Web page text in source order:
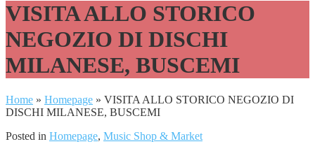
VISITA ALLO STORICO
NEGOZIO DI DISCHI
MILANESE, BUSCEMI
Home » Homepage » VISITA ALLO STORICO NEGOZIO DI
DISCHI MILANESE, BUSCEMI
Posted in Homepage, Music Shop & Market